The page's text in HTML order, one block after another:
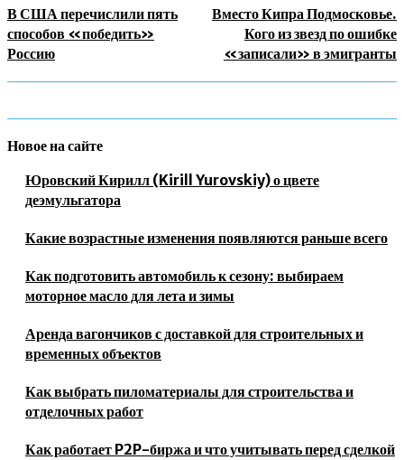
В США перечислили пять
способов «победить»
Россию
Вместо Кипра Подмосковье.
Кого из звезд по ошибке
«записали» в эмигранты
Новое на сайте
Юровский Кирилл (Kirill Yurovskiy) о цвете
деэмульгатора
Какие возрастные изменения появляются раньше всего
Как подготовить автомобиль к сезону: выбираем
моторное масло для лета и зимы
Аренда вагончиков с доставкой для строительных и
временных объектов
Как выбрать пиломатериалы для строительства и
отделочных работ
Как работает P2P-биржа и что учитывать перед сделкой